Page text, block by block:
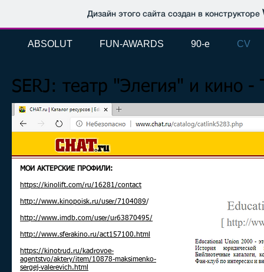
Дизайн этого сайта создан в конструкторе
ABSOLUT FUN-AWARDS 90-e CV
SERJ: театр "Элегия" и кино
МОИ АКТЕРСКИЕ ПРОФИЛИ:
https://kinolift.com/ru/16281/contact
http://www.kinopoisk.ru/user/7104089/
http://www.imdb.com/user/ur63870495/
http://www.sferakino.ru/act157100.html
https://kinotrud.ru/kadrovoe-
agentstvo/aktery/item/10878-maksimenko-
sergej-valerevich.html